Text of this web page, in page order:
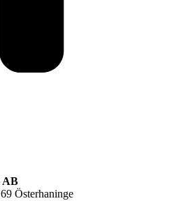
AB
Österhaninge